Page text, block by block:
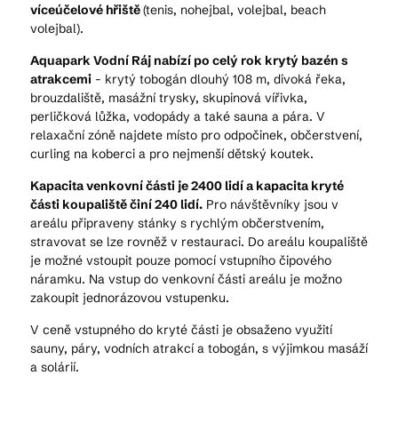
víceúčelové hřiště(tenis, nohejbal, volejbal, beach
volejbal).
Aquapark Vodní Ráj nabízí po celý rok krytý bazén s
atrakcemi - krytý tobogán dlouhý 108 m, divoká řeka,
brouzdaliště, masážní trysky, skupinová vířivka,
perličková lůžka, vodopády a také sauna a pára. V
relaxační zóně najdete místo pro odpočinek, občerstvení,
curling na koberci a pro nejmenší dětský koutek.
Kapacita venkovní části je 2400 lidí a kapacita kryté
části koupaliště činí 240 lidí. Pro návštěvníky jsou v
areálu připraveny stánky s rychlým občerstvením,
stravovat se lze rovněž v restauraci. Do areálu koupaliště
je možné vstoupit pouze pomocí vstupního čipového
náramku. Na vstup do venkovní části areálu je možno
zakoupit jednorázovou vstupenku.
V ceně vstupného do kryté části je obsaženo využití
sauny, páry, vodních atrakcí a tobogán, s výjimkou masáží
a solárií.‍